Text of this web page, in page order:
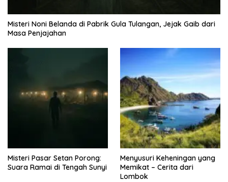
Misteri Noni Belanda di Pabrik Gula Tulangan, Jejak Gaib dari
Masa Penjajahan
Misteri Pasar Setan Porong:
Suara Ramai di Tengah Sunyi
Menyusuri Keheningan yang
Memikat – Cerita dari
Lombok